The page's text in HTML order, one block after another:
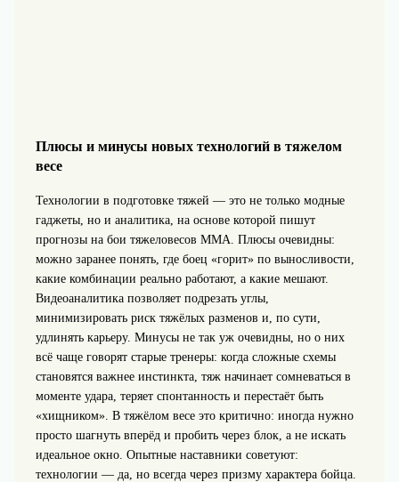
Плюсы и минусы новых технологий в тяжелом
весе
Технологии в подготовке тяжей — это не только модные
гаджеты, но и аналитика, на основе которой пишут
прогнозы на бои тяжеловесов MMA. Плюсы очевидны:
можно заранее понять, где боец «горит» по выносливости,
какие комбинации реально работают, а какие мешают.
Видеоаналитика позволяет подрезать углы,
минимизировать риск тяжёлых разменов и, по сути,
удлинять карьеру. Минусы не так уж очевидны, но о них
всё чаще говорят старые тренеры: когда сложные схемы
становятся важнее инстинкта, тяж начинает сомневаться в
моменте удара, теряет спонтанность и перестаёт быть
«хищником». В тяжёлом весе это критично: иногда нужно
просто шагнуть вперёд и пробить через блок, а не искать
идеальное окно. Опытные наставники советуют:
технологии — да, но всегда через призму характера бойца.